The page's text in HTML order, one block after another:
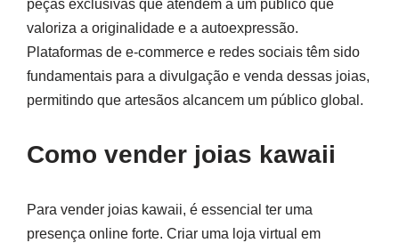
peças exclusivas que atendem a um público que
valoriza a originalidade e a autoexpressão.
Plataformas de e-commerce e redes sociais têm sido
fundamentais para a divulgação e venda dessas joias,
permitindo que artesãos alcancem um público global.
Como vender joias kawaii
Para vender joias kawaii, é essencial ter uma
presença online forte. Criar uma loja virtual em